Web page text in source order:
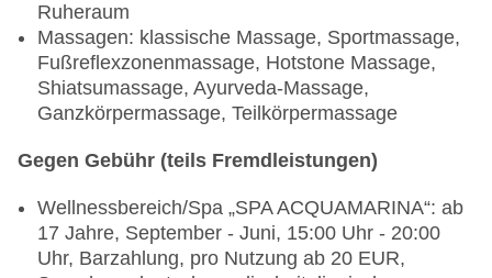
Ruheraum
Massagen: klassische Massage, Sportmassage,
Fußreflexzonenmassage, Hotstone Massage,
Shiatsumassage, Ayurveda-Massage,
Ganzkörpermassage, Teilkörpermassage
Gegen Gebühr (teils Fremdleistungen)
Wellnessbereich/Spa „SPA ACQUAMARINA“: ab
17 Jahre, September - Juni, 15:00 Uhr - 20:00
Uhr, Barzahlung, pro Nutzung ab 20 EUR,